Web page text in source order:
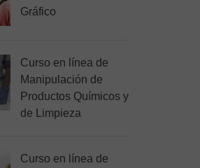
Gráfico
Curso en línea de
Manipulación de
Productos Químicos y
de Limpieza
Curso en línea de